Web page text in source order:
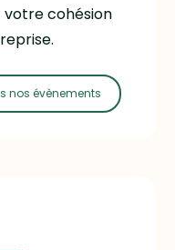
votre cohésion
nos évènements